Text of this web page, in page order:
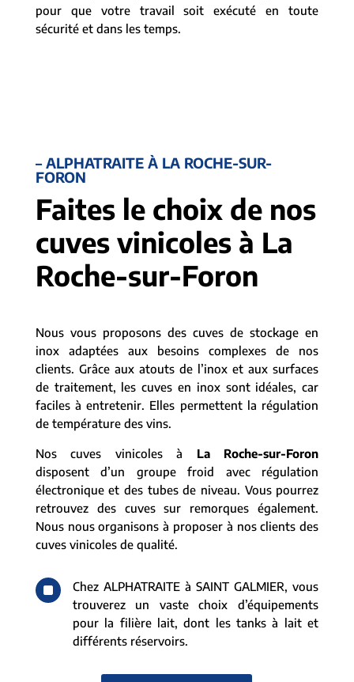
pour que votre travail soit exécuté en toute
sécurité et dans les temps.
– ALPHATRAITE À LA ROCHE-SUR-
FORON
Faites le choix de nos
cuves vinicoles à La
Roche-sur-Foron
Nous vous proposons des cuves de stockage en
inox adaptées aux besoins complexes de nos
clients. Grâce aux atouts de l’inox et aux surfaces
de traitement, les cuves en inox sont idéales, car
faciles à entretenir. Elles permettent la régulation
de température des vins.
Nos cuves vinicoles à La Roche-sur-Foron
disposent d’un groupe froid avec régulation
électronique et des tubes de niveau. Vous pourrez
retrouvez des cuves sur remorques également.
Nous nous organisons à proposer à nos clients des
cuves vinicoles de qualité.
^
Chez ALPHATRAITE à SAINT GALMIER, vous
trouverez un vaste choix d’équipements
pour la filière lait, dont les tanks à lait et
différents réservoirs.